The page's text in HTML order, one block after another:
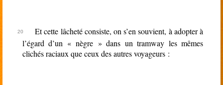
Et cette lâcheté consiste, on s’en souvient, à adopter à
l’égard d’un « nègre » dans un tramway les mêmes
clichés raciaux que ceux des autres voyageurs :